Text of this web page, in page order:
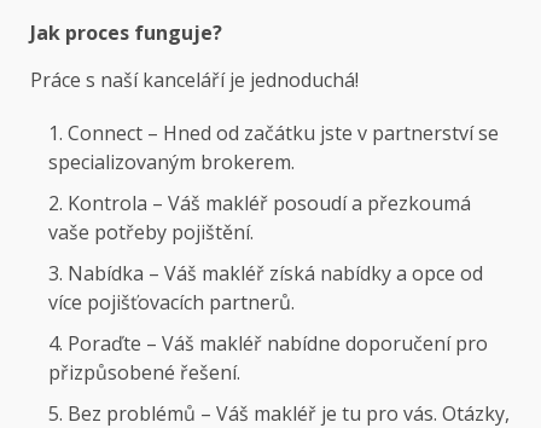
Jak proces funguje?
Práce s naší kanceláří je jednoduchá!
Connect – Hned od začátku jste v partnerství se
specializovaným brokerem.
Kontrola – Váš makléř posoudí a přezkoumá
vaše potřeby pojištění.
Nabídka – Váš makléř získá nabídky a opce od
více pojišťovacích partnerů.
Poraďte – Váš makléř nabídne doporučení pro
přizpůsobené řešení.
Bez problémů – Váš makléř je tu pro vás. Otázky,